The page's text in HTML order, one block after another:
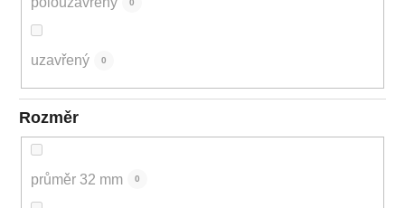
uzavřený 0
Rozměr
průměr 32 mm 0